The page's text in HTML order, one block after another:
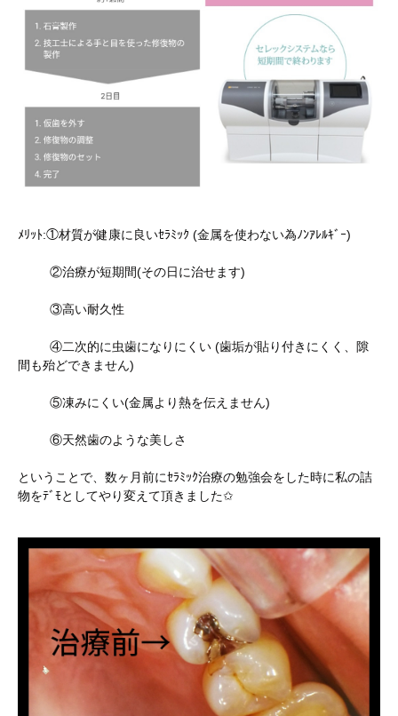
ﾒﾘｯﾄ:①材質が健康に良いｾﾗﾐｯｸ (金属を使わない為ﾉﾝｱﾚﾙｷﾞｰ)
②治療が短期間(その日に治せます)
③高い耐久性
④二次的に虫歯になりにくい (歯垢が貼り付きにくく、隙
間も殆どできません)
⑤凍みにくい(金属より熱を伝えません)
⑥天然歯のような美しさ
ということで、数ヶ月前にｾﾗﾐｯｸ治療の勉強会をした時に私の詰
物をﾃﾞﾓとしてやり変えて頂きました✩